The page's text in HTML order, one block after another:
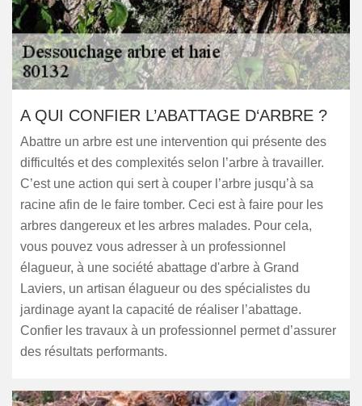
A QUI CONFIER L’ABATTAGE D‘ARBRE ?
Abattre un arbre est une intervention qui présente des
difficultés et des complexités selon l’arbre à travailler.
C’est une action qui sert à couper l’arbre jusqu’à sa
racine afin de le faire tomber. Ceci est à faire pour les
arbres dangereux et les arbres malades. Pour cela,
vous pouvez vous adresser à un professionnel
élagueur, à une société abattage d'arbre à Grand
Laviers, un artisan élagueur ou des spécialistes du
jardinage ayant la capacité de réaliser l’abattage.
Confier les travaux à un professionnel permet d’assurer
des résultats performants.